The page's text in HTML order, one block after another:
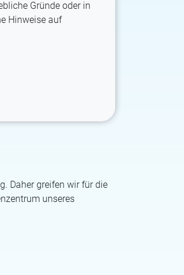
Gründe oder in
Hinweise auf
Daher greifen wir für die
unseres